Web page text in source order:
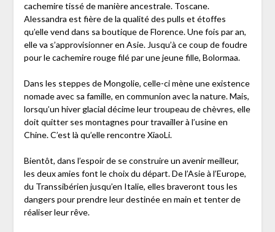
cachemire tissé de manière ancestrale. Toscane.
Alessandra est fière de la qualité des pulls et étoffes
qu’elle vend dans sa boutique de Florence. Une fois par an,
elle va s’approvisionner en Asie. Jusqu’à ce coup de foudre
pour le cachemire rouge filé par une jeune fille, Bolormaa.
Dans les steppes de Mongolie, celle-ci mène une existence
nomade avec sa famille, en communion avec la nature. Mais,
lorsqu’un hiver glacial décime leur troupeau de chèvres, elle
doit quitter ses montagnes pour travailler à l’usine en
Chine. C’est là qu’elle rencontre XiaoLi.
Bientôt, dans l’espoir de se construire un avenir meilleur,
les deux amies font le choix du départ. De l’Asie à l’Europe,
du Transsibérien jusqu’en Italie, elles braveront tous les
dangers pour prendre leur destinée en main et tenter de
réaliser leur rêve.